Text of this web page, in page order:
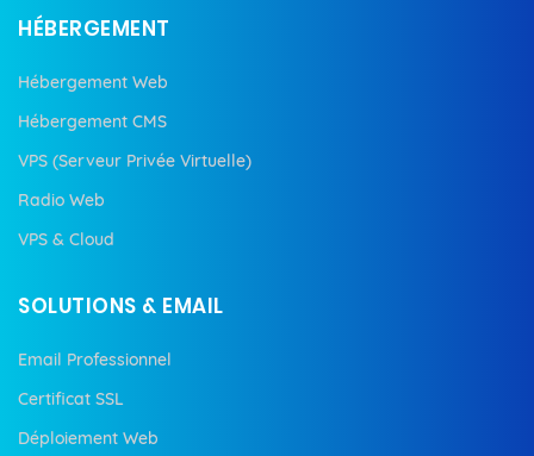
HÉBERGEMENT
Hébergement Web
Hébergement CMS
VPS (Serveur Privée Virtuelle)
Radio Web
VPS & Cloud
SOLUTIONS & EMAIL
Email Professionnel
Certificat SSL
Déploiement Web